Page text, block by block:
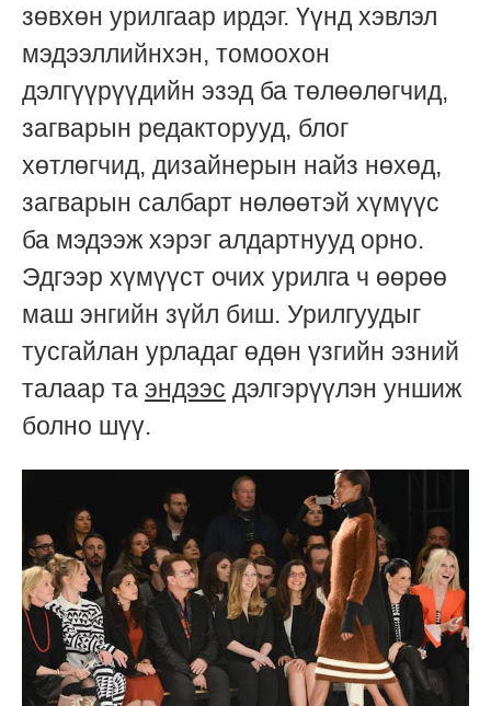
зөвхөн урилгаар ирдэг. Үүнд хэвлэл
мэдээллийнхэн, томоохон
дэлгүүрүүдийн эзэд ба төлөөлөгчид,
загварын редакторууд, блог
хөтлөгчид, дизайнерын найз нөхөд,
загварын салбарт нөлөөтэй хүмүүс
ба мэдээж хэрэг алдартнууд орно.
Эдгээр хүмүүст очих урилга ч өөрөө
маш энгийн зүйл биш. Урилгуудыг
тусгайлан урладаг өдөн үзгийн эзний
талаар та эндээс дэлгэрүүлэн уншиж
болно шүү.